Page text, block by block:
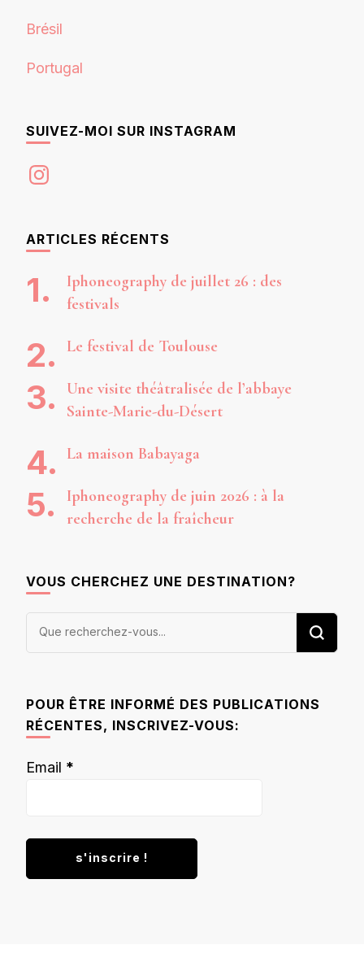
Brésil
Portugal
SUIVEZ-MOI SUR INSTAGRAM
Instagram
ARTICLES RÉCENTS
Iphoneography de juillet 26 : des
festivals
Le festival de Toulouse
Une visite théâtralisée de l’abbaye
Sainte-Marie-du-Désert
La maison Babayaga
Iphoneography de juin 2026 : à la
recherche de la fraîcheur
VOUS CHERCHEZ UNE DESTINATION?
Vous
POUR ÊTRE INFORMÉ DES PUBLICATIONS
RÉCENTES, INSCRIVEZ-VOUS:
Email *